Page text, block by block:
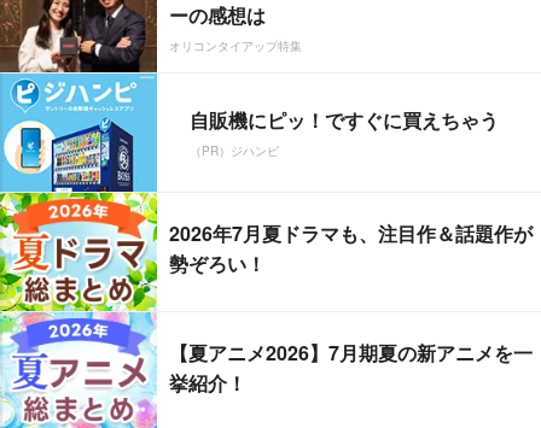
ーの感想は
オリコンタイアップ特集
自販機にピッ！ですぐに買えちゃう
（PR）ジハンピ
2026年7月夏ドラマも、注目作＆話題作が
勢ぞろい！
【夏アニメ2026】7月期夏の新アニメを一
挙紹介！